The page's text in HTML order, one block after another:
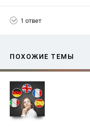
1 ответ
ПОХОЖИЕ ТЕМЫ